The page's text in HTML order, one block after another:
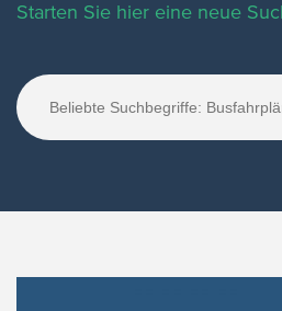
Starten Sie hier eine neue